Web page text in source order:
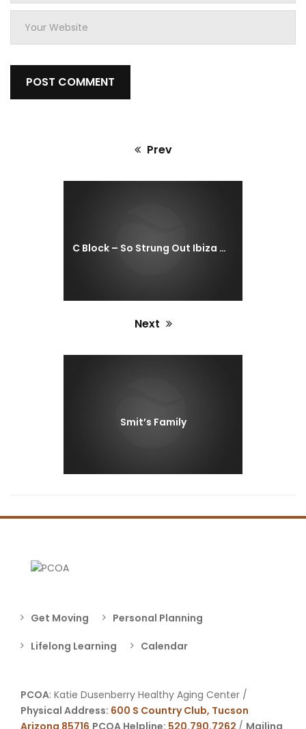
*
Website
Prev
C Block – So Strung Out Ibiza Deep Summer Remix
Next
Smit’s Family
Get Moving Personal Planning
Lifelong Learning Calendar
PCOA: Katie Dusenberry Healthy Aging Center /
Physical Address: 600 S Country Club, Tucson